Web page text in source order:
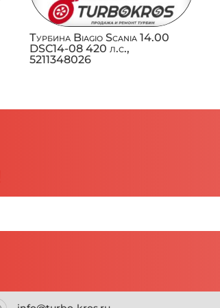
Турбина Biagio Scania 14.00
DSC14-08 420 л.с.,
5211348026